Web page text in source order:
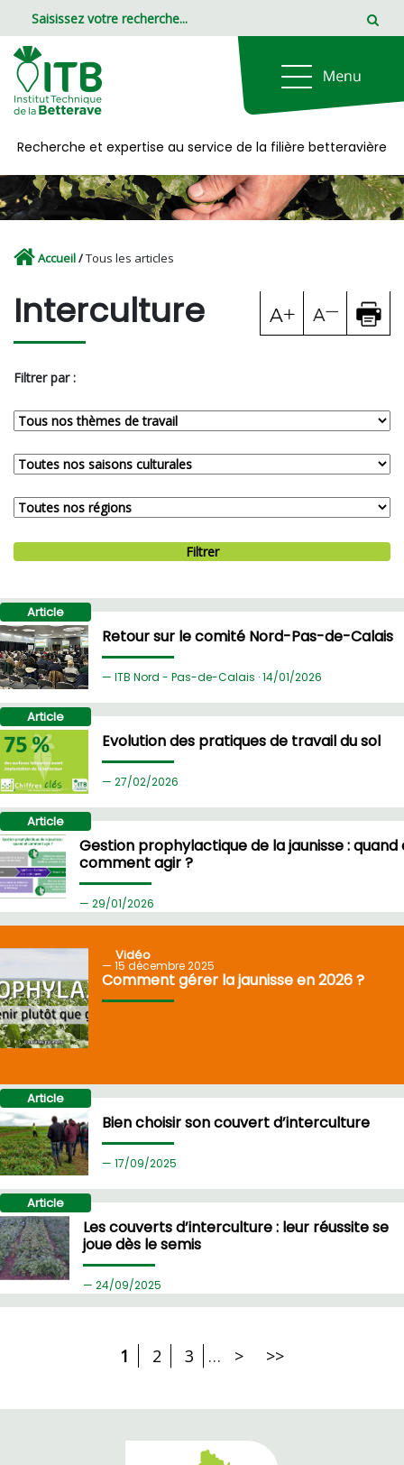
Recherche et expertise au service de la filière betteravière
Accueil/Tous les articles
Interculture
Filtrer par :
Filtrer
Article
Retour sur le comité Nord-Pas-de-Calais
ITB Nord - Pas-de-Calais ·14/01/2026
Article
Evolution des pratiques de travail du sol
27/02/2026
Article
Gestion prophylactique de la jaunisse : quand
comment agir ?
29/01/2026
Vidéo
15 décembre 2025
Comment gérer la jaunisse en 2026 ?
Article
Bien choisir son couvert d’interculture
17/09/2025
Article
Les couverts d’interculture : leur réussite se
joue dès le semis
24/09/2025
1 2 3 … > >>
Panneau de gestion des cookies